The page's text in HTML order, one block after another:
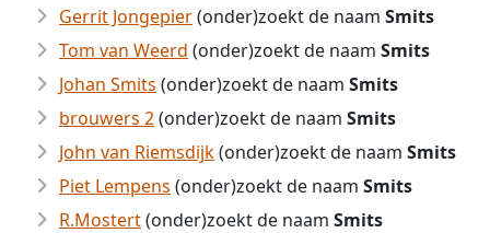
Gerrit Jongepier(onder)zoekt de naam Smits
Tom van Weerd (onder)zoekt de naam Smits
Johan Smits (onder)zoekt de naam Smits
brouwers 2(onder)zoekt de naam Smits
John van Riemsdijk(onder)zoekt de naam Smits
Piet Lempens (onder)zoekt de naam Smits
R.Mostert(onder)zoekt de naam Smits